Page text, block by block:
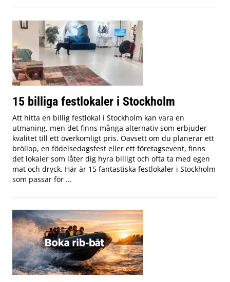
15 billiga festlokaler i Stockholm
Att hitta en billig festlokal i Stockholm kan vara en
utmaning, men det finns många alternativ som erbjuder
kvalitet till ett överkomligt pris. Oavsett om du planerar ett
bröllop, en födelsedagsfest eller ett företagsevent, finns
det lokaler som låter dig hyra billigt och ofta ta med egen
mat och dryck. Här är 15 fantastiska festlokaler i Stockholm
som passar för ...